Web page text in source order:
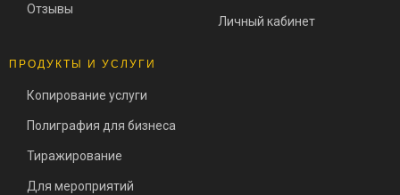
Отзывы
Личный кабинет
ПРОДУКТЫ И УСЛУГИ
Копирование услуги
Полиграфия для бизнеса
Тиражирование
Для мероприятий